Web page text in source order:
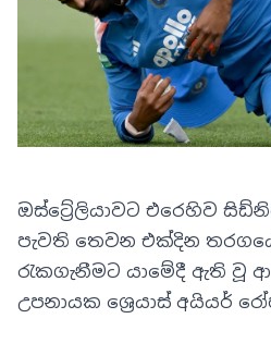
ඔස්ට්‍රේලියාවට එරෙහිව
පැවති තෙවන එක්දින
රැකගැනීමට යාමේදී ඇති වූ
උපනායක ශ්‍රෙයාස් අයියර්